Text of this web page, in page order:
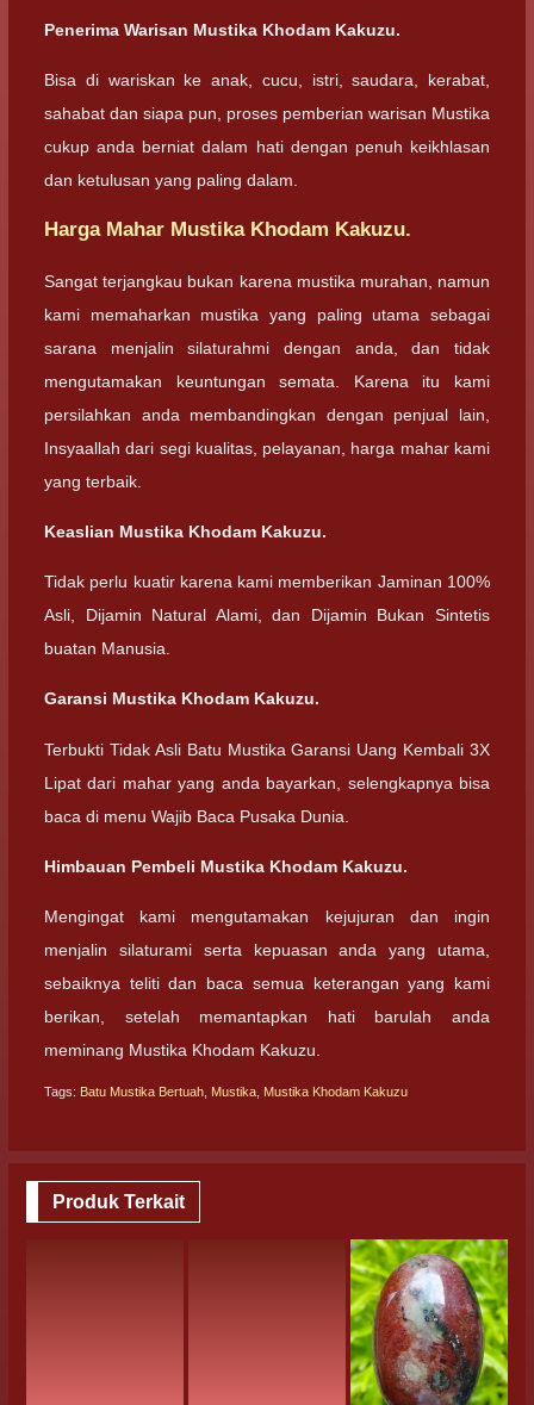
Penerima Warisan Mustika Khodam Kakuzu.
Bisa di wariskan ke anak, cucu, istri, saudara, kerabat,
sahabat dan siapa pun, proses pemberian warisan Mustika
cukup anda berniat dalam hati dengan penuh keikhlasan
dan ketulusan yang paling dalam.
Harga Mahar Mustika Khodam Kakuzu.
Sangat terjangkau bukan karena mustika murahan, namun
kami memaharkan mustika yang paling utama sebagai
sarana menjalin silaturahmi dengan anda, dan tidak
mengutamakan keuntungan semata. Karena itu kami
persilahkan anda membandingkan dengan penjual lain,
Insyaallah dari segi kualitas, pelayanan, harga mahar kami
yang terbaik.
Keaslian Mustika Khodam Kakuzu.
Tidak perlu kuatir karena kami memberikan Jaminan 100%
Asli, Dijamin Natural Alami, dan Dijamin Bukan Sintetis
buatan Manusia.
Garansi Mustika Khodam Kakuzu.
Terbukti Tidak Asli Batu Mustika Garansi Uang Kembali 3X
Lipat dari mahar yang anda bayarkan, selengkapnya bisa
baca di menu Wajib Baca Pusaka Dunia.
Himbauan Pembeli Mustika Khodam Kakuzu.
Mengingat kami mengutamakan kejujuran dan ingin
menjalin silaturami serta kepuasan anda yang utama,
sebaiknya teliti dan baca semua keterangan yang kami
berikan, setelah memantapkan hati barulah anda
meminang Mustika Khodam Kakuzu.
Tags: Batu Mustika Bertuah Mustika Mustika Khodam Kakuzu
Produk Terkait